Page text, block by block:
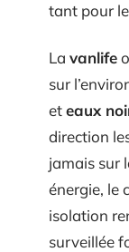
tant pour
La vanlife
sur
eteaux
direction
jamais sur
énergie, le
isolation
surveillée